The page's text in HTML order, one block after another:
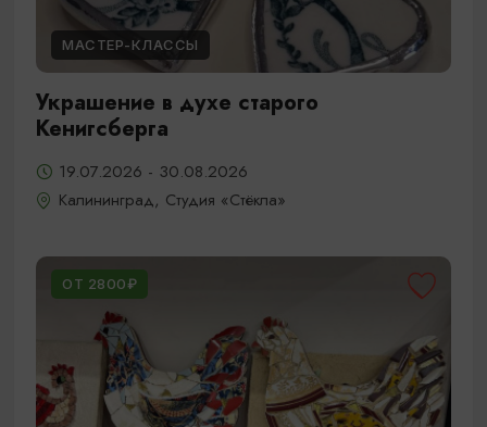
МАСТЕР-КЛАССЫ
Украшение в духе старого
Кенигсберга
19.07.2026 - 30.08.2026
Калининград, Студия «Стёкла»
ОТ 2800₽